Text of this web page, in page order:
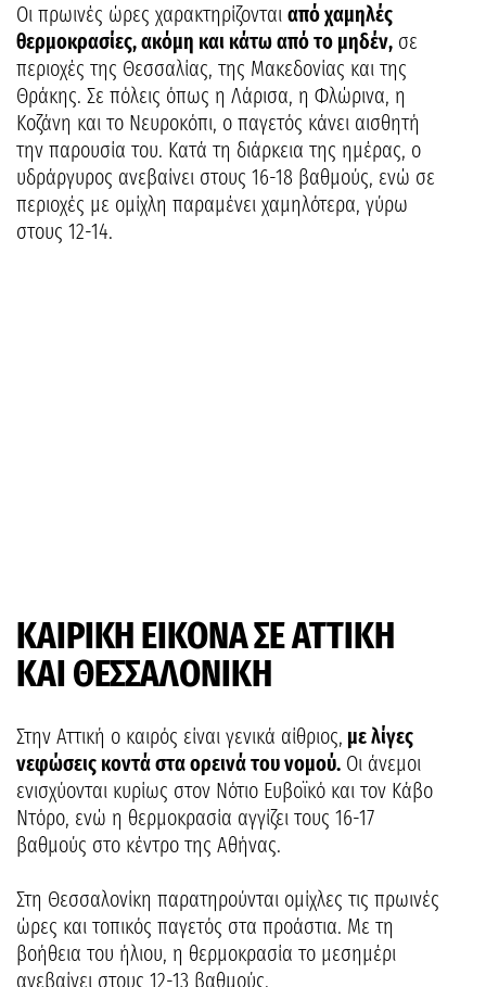
Οι πρωινές ώρες χαρακτηρίζονται από χαμηλές
θερμοκρασίες, ακόμη και κάτω από το μηδέν, σε
περιοχές της Θεσσαλίας, της Μακεδονίας και της
Θράκης. Σε πόλεις όπως η Λάρισα, η Φλώρινα, η
Κοζάνη και το Νευροκόπι, ο παγετός κάνει αισθητή
την παρουσία του. Κατά τη διάρκεια της ημέρας, ο
υδράργυρος ανεβαίνει στους 16-18 βαθμούς, ενώ σε
περιοχές με ομίχλη παραμένει χαμηλότερα, γύρω
στους 12-14.
ΚΑΙΡΙΚΗ ΕΙΚΟΝΑ ΣΕ ΑΤΤΙΚΗ
ΚΑΙ ΘΕΣΣΑΛΟΝΙΚΗ
Στην Αττική ο καιρός είναι γενικά αίθριος, με λίγες
νεφώσεις κοντά στα ορεινά του νομού. Οι άνεμοι
ενισχύονται κυρίως στον Νότιο Ευβοϊκό και τον Κάβο
Ντόρο, ενώ η θερμοκρασία αγγίζει τους 16-17
βαθμούς στο κέντρο της Αθήνας.
Στη Θεσσαλονίκη παρατηρούνται ομίχλες τις πρωινές
ώρες και τοπικός παγετός στα προάστια. Με τη
βοήθεια του ήλιου, η θερμοκρασία το μεσημέρι
ανεβαίνει στους 12-13 βαθμούς.